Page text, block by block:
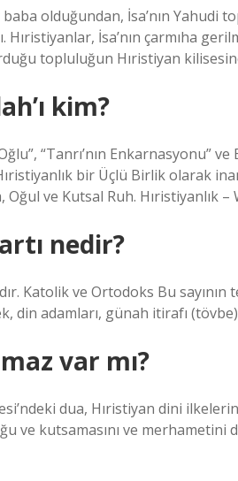
olduğundan, İsa’nın Yahudi
Hıristiyanlar, İsa’nın çarmıha
topluluğun Hıristiyan
kim?
Oğlu”, “Tanrı’nın Enkarnasyonu”
bir Üçlü Birlik olarak
Oğul ve Kutsal Ruh. Hıristiyanlık –
nedir?
Katolik ve Ortodoks Bu
din adamları, günah itirafı
var mı?
dua, Hıristiyan dini
ve kutsamasını ve